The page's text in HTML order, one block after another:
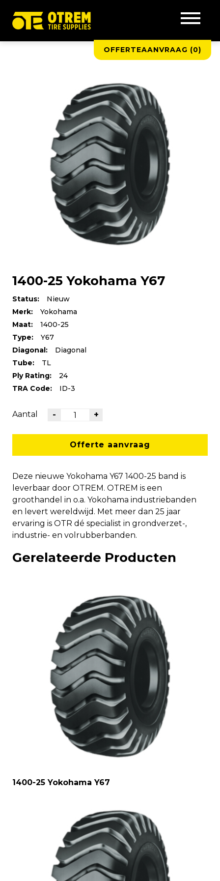
OFFERTEAANVRAAG (0)
1400-25 Yokohama Y67
Status:
Nieuw
Merk:
Yokohama
Maat:
1400-25
Type:
Y67
Diagonal:
Diagonal
Tube:
TL
Ply Rating:
24
TRA Code:
ID-3
Aantal - +
Offerte aanvraag
Deze nieuwe Yokohama Y67 1400-25 band is
leverbaar door OTREM. OTREM is een
groothandel in o.a. Yokohama industriebanden
en levert wereldwijd. Met meer dan 25 jaar
ervaring is OTR dé specialist in grondverzet-,
industrie- en volrubberbanden.
Gerelateerde Producten
1400-25 Yokohama Y67